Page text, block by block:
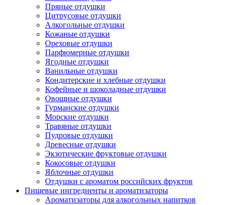
Пряные отдушки
Цитрусовые отдушки
Алкогольные отдушки
Кожаные отдушки
Ореховые отдушки
Парфюмерные отдушки
Ягодные отдушки
Ванильные отдушки
Кондитерские и хлебные отдушки
Кофейные и шоколадные отдушки
Овощные отдушки
Гурманские отдушки
Морские отдушки
Травяные отдушки
Пудровые отдушки
Древесные отдушки
Экзотические фруктовые отдушки
Кокосовые отдушки
Яблочные отдушки
Отдушки с ароматом российских фруктов
Пищевые ингредиенты и ароматизаторы
Ароматизаторы для алкогольных напитков